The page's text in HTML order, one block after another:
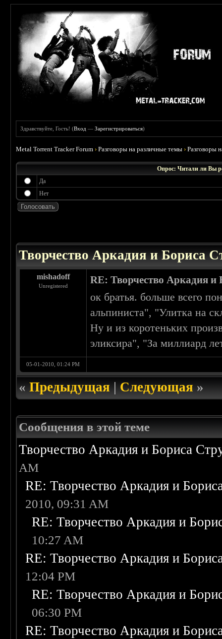
Здравствуйте, Гость! (Вход —Зарегистрироваться)
Metal Torrent Tracker Forum ›Разговоры на различные темы ›Разговоры
Опрос: Читали ли Вы
Да
Нет
Творчество Аркадия и Бориса
mishadoff
Unregistered
RE: Творчество Аркадия и
ок братья. больше всего
альпиниста", "Улитка на
Ну и из коротеньких
эликсира", "За миллиард
05-01-2010, 01:24 PM
«Предыдущая|Следующая»
Сообщения в этой теме
Творчество Аркадия и Бориса
AM
RE: Творчество Аркадия и
2010, 09:31 AM
RE: Творчество Аркадия и
10:27 AM
RE: Творчество Аркадия и
12:04 PM
RE: Творчество Аркадия и
06:30 PM
RE: Творчество Аркадия и